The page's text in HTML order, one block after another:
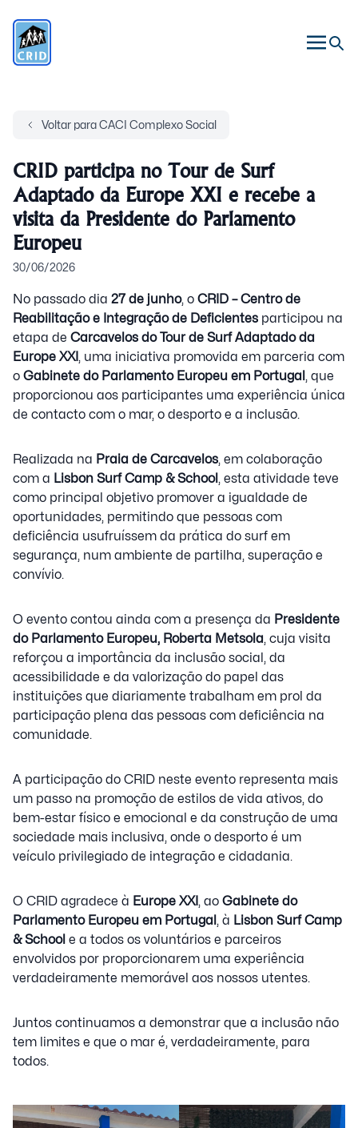
Voltar para CACI Complexo Social
CRID participa no Tour de Surf
Adaptado da Europe XXI e recebe a
visita da Presidente do Parlamento
Europeu
30/06/2026
No passado dia 27 de junho, o CRID – Centro de
Reabilitação e Integração de Deficientes participou na
etapa de Carcavelos do Tour de Surf Adaptado da
Europe XXI, uma iniciativa promovida em parceria com
o Gabinete do Parlamento Europeu em Portugal, que
proporcionou aos participantes uma experiência única
de contacto com o mar, o desporto e a inclusão.
Realizada na Praia de Carcavelos, em colaboração
com a Lisbon Surf Camp & School, esta atividade teve
como principal objetivo promover a igualdade de
oportunidades, permitindo que pessoas com
deficiência usufruíssem da prática do surf em
segurança, num ambiente de partilha, superação e
convívio.
O evento contou ainda com a presença da Presidente
do Parlamento Europeu, Roberta Metsola, cuja visita
reforçou a importância da inclusão social, da
acessibilidade e da valorização do papel das
instituições que diariamente trabalham em prol da
participação plena das pessoas com deficiência na
comunidade.
A participação do CRID neste evento representa mais
um passo na promoção de estilos de vida ativos, do
bem-estar físico e emocional e da construção de uma
sociedade mais inclusiva, onde o desporto é um
veículo privilegiado de integração e cidadania.
O CRID agradece à Europe XXI, ao Gabinete do
Parlamento Europeu em Portugal, à Lisbon Surf Camp
& School e a todos os voluntários e parceiros
envolvidos por proporcionarem uma experiência
verdadeiramente memorável aos nossos utentes.
Juntos continuamos a demonstrar que a inclusão não
tem limites e que o mar é, verdadeiramente, para
todos.